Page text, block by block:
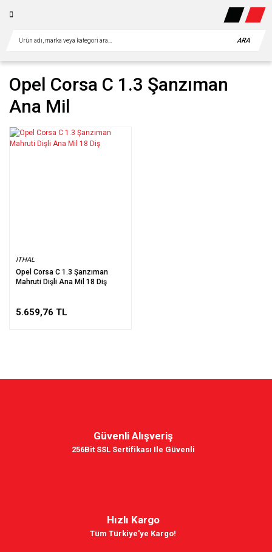
ARA
Opel Corsa C 1.3 Şanzıman
Ana Mil
ITHAL
Opel Corsa C 1.3 Şanzıman
Mahruti Dişli Ana Mil 18 Diş
5.659,76 TL
Güvenli Alışveriş
256Bit SSL Sertifikası Ile Güvenli
Hızlı Kargo
Tüm Türkiye'ye Kargo!